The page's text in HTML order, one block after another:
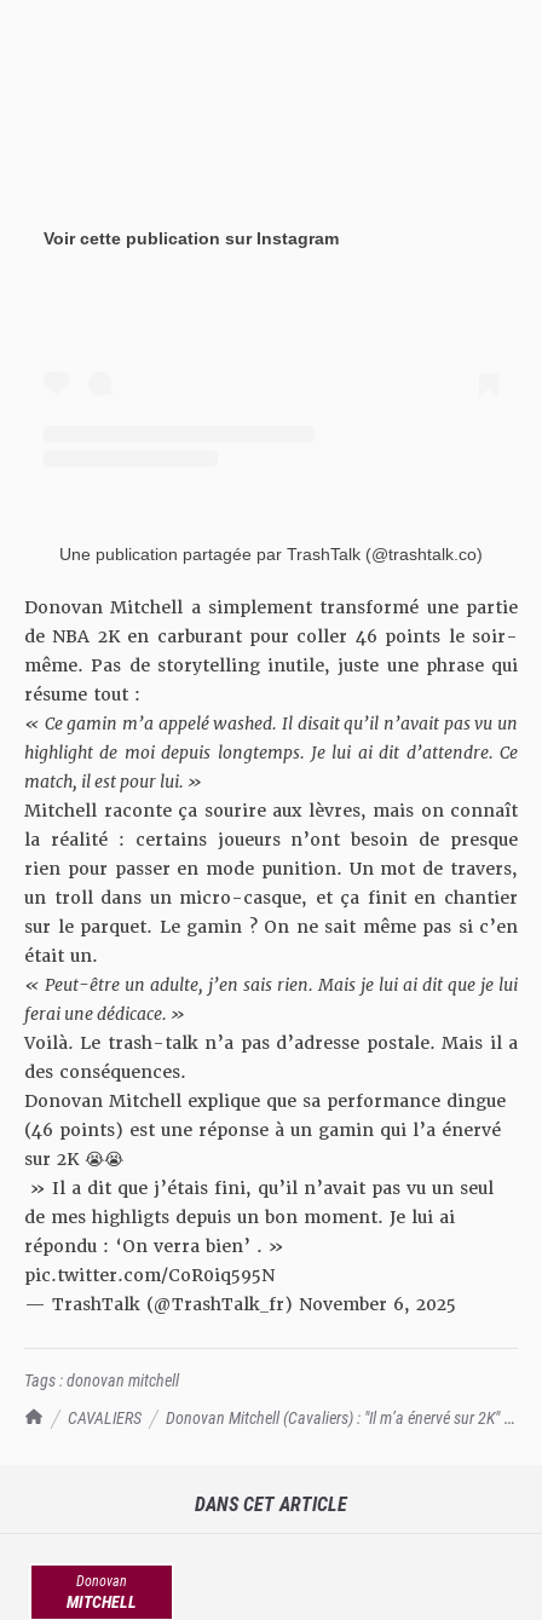
TrashTalk Actu NBA
CAVALIERS
Donovan Mitchell (Cavaliers) : "Il m’a énervé sur 2K" et
Voir cette publication sur Instagram
Une publication partagée par TrashTalk (@trashtalk.co)
Donovan Mitchell a simplement transformé une partie
de NBA 2K en carburant pour coller 46 points le soir-
même. Pas de storytelling inutile, juste une phrase qui
résume tout :
« Ce gamin m’a appelé washed. Il disait qu’il n’avait pas vu un
highlight de moi depuis longtemps. Je lui ai dit d’attendre. Ce
match, il est pour lui. »
Mitchell raconte ça sourire aux lèvres, mais on connaît
la réalité : certains joueurs n’ont besoin de presque
rien pour passer en mode punition. Un mot de travers,
un troll dans un micro-casque, et ça finit en chantier
sur le parquet. Le gamin ? On ne sait même pas si c’en
était un.
« Peut-être un adulte, j’en sais rien. Mais je lui ai dit que je lui
ferai une dédicace. »
Voilà. Le trash-talk n’a pas d’adresse postale. Mais il a
des conséquences.
Donovan Mitchell explique que sa performance dingue
(46 points) est une réponse à un gamin qui l’a énervé
sur 2K 😭😭
» Il a dit que j’étais fini, qu’il n’avait pas vu un seul
de mes highligts depuis un bon moment. Je lui ai
répondu : ‘On verra bien’ . »
pic.twitter.com/CoR0iq595N
— TrashTalk (@TrashTalk_fr) November 6, 2025
Tags :donovan mitchell
DANS CET ARTICLE
Donovan
MITCHELL